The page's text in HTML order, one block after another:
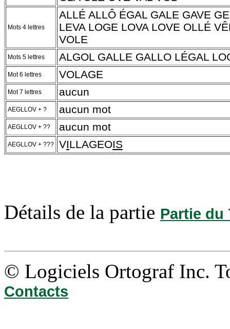
Mots 4 lettres
ALLÉ ALLÔ ÉGAL GALE GAVE
LEVA LOGE LOVA LOVE OLLÉ
VOLE
Mots 5 lettres ALGOL GALLE GALLO LÉGAL
Mot 6 lettres VOLAGE
Mot 7 lettres aucun
AEGLLOV + ? aucun mot
AEGLLOV + ?? aucun mot
AEGLLOV + ??? VILLAGEOIS
Détails de la partie Partie du
© Logiciels Ortograf Inc.
Contacts